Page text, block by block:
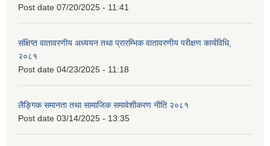
Post date 07/20/2025 - 11:41
संक्षिप्त वातावरणीय अध्ययन तथा प्रारम्भिक वातावरणीय परीक्षण कार्यविधि,
२०८१
Post date 04/23/2025 - 11:18
लैङ्गिक समानता तथा सामाजिक समावेशीकरण नीति २०८१
Post date 03/14/2025 - 13:35